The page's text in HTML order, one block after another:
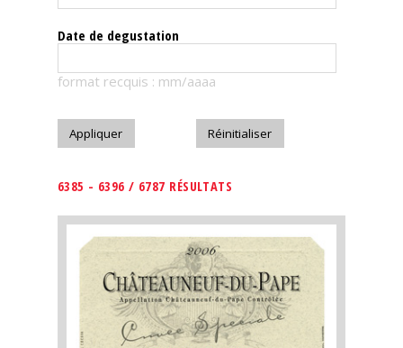
Le
magazine
Télécharger
Date de degustation
format recquis : mm/aaaa
6385 - 6396 / 6787 RÉSULTATS